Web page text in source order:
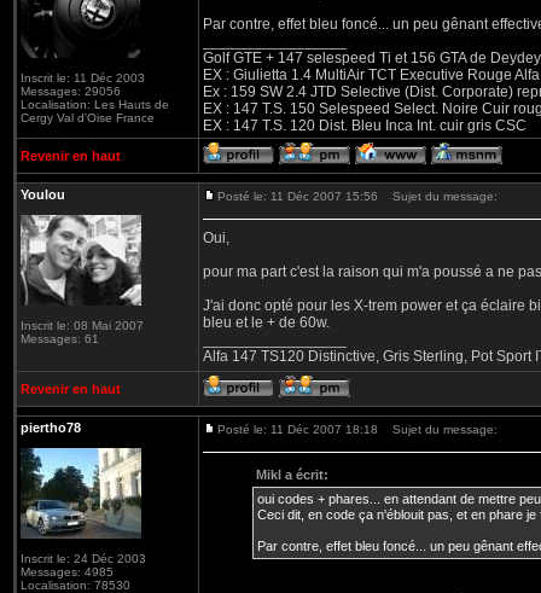
Inscrit le: 11 Déc 2003
Messages: 29056
Localisation: Les Hauts de
Cergy Val d'Oise France
Par contre, effet bleu foncé... un peu gênant
Golf GTE + 147 selespeed Ti et 156 GTA de
EX : Giulietta 1.4 MultiAir TCT Executive Rouge
Ex : 159 SW 2.4 JTD Selective (Dist. Corporate)
EX : 147 T.S. 150 Selespeed Select. Noire Cuir
EX : 147 T.S. 120 Dist. Bleu Inca Int. cuir gris CSC
Revenir en haut
Youlou
Inscrit le: 08 Mai 2007
Messages: 61
Posté le: 11 Déc 2007 15:56 Sujet du message:
Oui,
pour ma part c'est la raison qui m'a poussé a ne
J'ai donc opté pour les X-trem power et ça éclaire
bleu et le + de 60w.
Alfa 147 TS120 Distinctive, Gris Sterling, Pot Sport
Revenir en haut
piertho78
Inscrit le: 24 Déc 2003
Messages: 4985
Localisation: 78530
Posté le: 11 Déc 2007 18:18 Sujet du message:
Mikl a écrit:
oui codes + phares... en attendant de mettre
Ceci dit, en code ça n'éblouit pas, et en phare
Par contre, effet bleu foncé... un peu gênant